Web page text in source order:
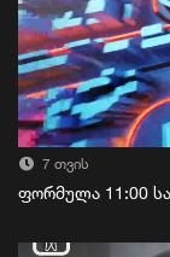
7 თვის
ფორმულა 11:00